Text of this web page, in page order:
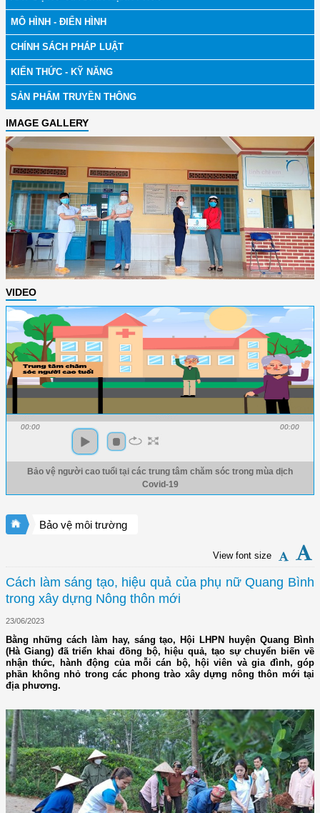
MÔ HÌNH - ĐIỂN HÌNH
CHÍNH SÁCH PHÁP LUẬT
KIẾN THỨC - KỸ NĂNG
SẢN PHẨM TRUYỀN THÔNG
IMAGE GALLERY
VIDEO
00:00 00:00
Bảo vệ người cao tuổi tại các trung tâm chăm sóc trong mùa dịch
Covid-19
Bảo vệ môi trường
View font size
Cách làm sáng tạo, hiệu quả của phụ nữ Quang Bình
trong xây dựng Nông thôn mới
23/06/2023
Bằng những cách làm hay, sáng tạo, Hội LHPN huyện Quang Bình
(Hà Giang) đã triển khai đồng bộ, hiệu quả, tạo sự chuyển biến về
nhận thức, hành động của mỗi cán bộ, hội viên và gia đình, góp
phần không nhỏ trong các phong trào xây dựng nông thôn mới tại
địa phương.